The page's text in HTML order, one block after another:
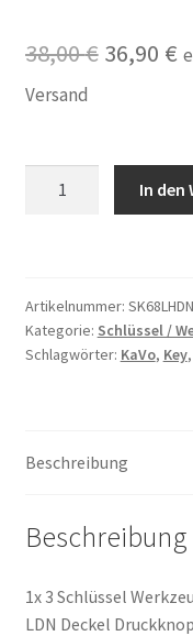
38,00€
38,00 €
36,90 €
Versand
KaVo
68LH,
68
Druckknopf
In den
Artikelnummer: SK68LHDN
Kategorie: Schlüssel /
Schlagwörter: KaVo, Key,
Beschreibung
Beschreibung
1x 3 Schlüssel
LDN Deckel